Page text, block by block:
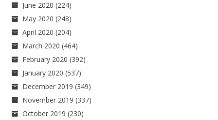
June 2020 (224)
May 2020 (248)
April 2020 (204)
March 2020 (464)
February 2020 (392)
January 2020 (537)
December 2019 (349)
November 2019 (337)
October 2019 (230)